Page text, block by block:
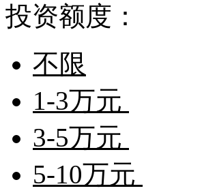
投资额度：
不限
1-3万元
3-5万元
5-10万元